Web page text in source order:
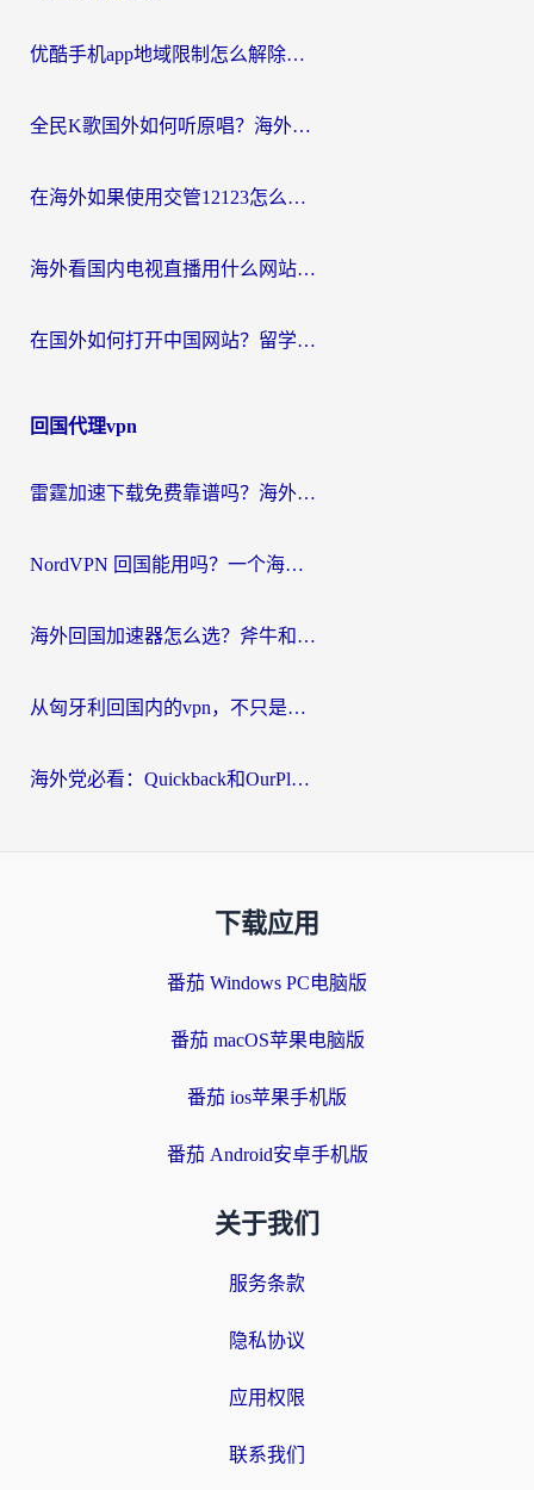
优酷手机app地域限制怎么解除？海外党亲测有效的追剧方案
全民K歌国外如何听原唱？海外党亲测有效的回国加速器选择指南
在海外如果使用交管12123怎么处理？留学生亲测有效的回国加速方案
海外看国内电视直播用什么网站比较好？一篇解决你所有追剧难题的实用指南
在国外如何打开中国网站？留学生与海外华人的无缝访问指南
回国代理vpn
雷霆加速下载免费靠谱吗？海外党选回国加速器的避坑指南（附热门工具对比）
NordVPN 回国能用吗？一个海外用户必须面对的真实困境
海外回国加速器怎么选？斧牛和海龟哪个好？一篇帮你避开坑的实用指南
从匈牙利回国内的vpn，不只是为了刷剧那么简单
海外党必看：Quickback和OurPlay好用吗？3分钟选对回国加速器，无缝刷剧玩游戏
下载应用
番茄 Windows PC电脑版
番茄 macOS苹果电脑版
番茄 ios苹果手机版
番茄 Android安卓手机版
关于我们
服务条款
隐私协议
应用权限
联系我们